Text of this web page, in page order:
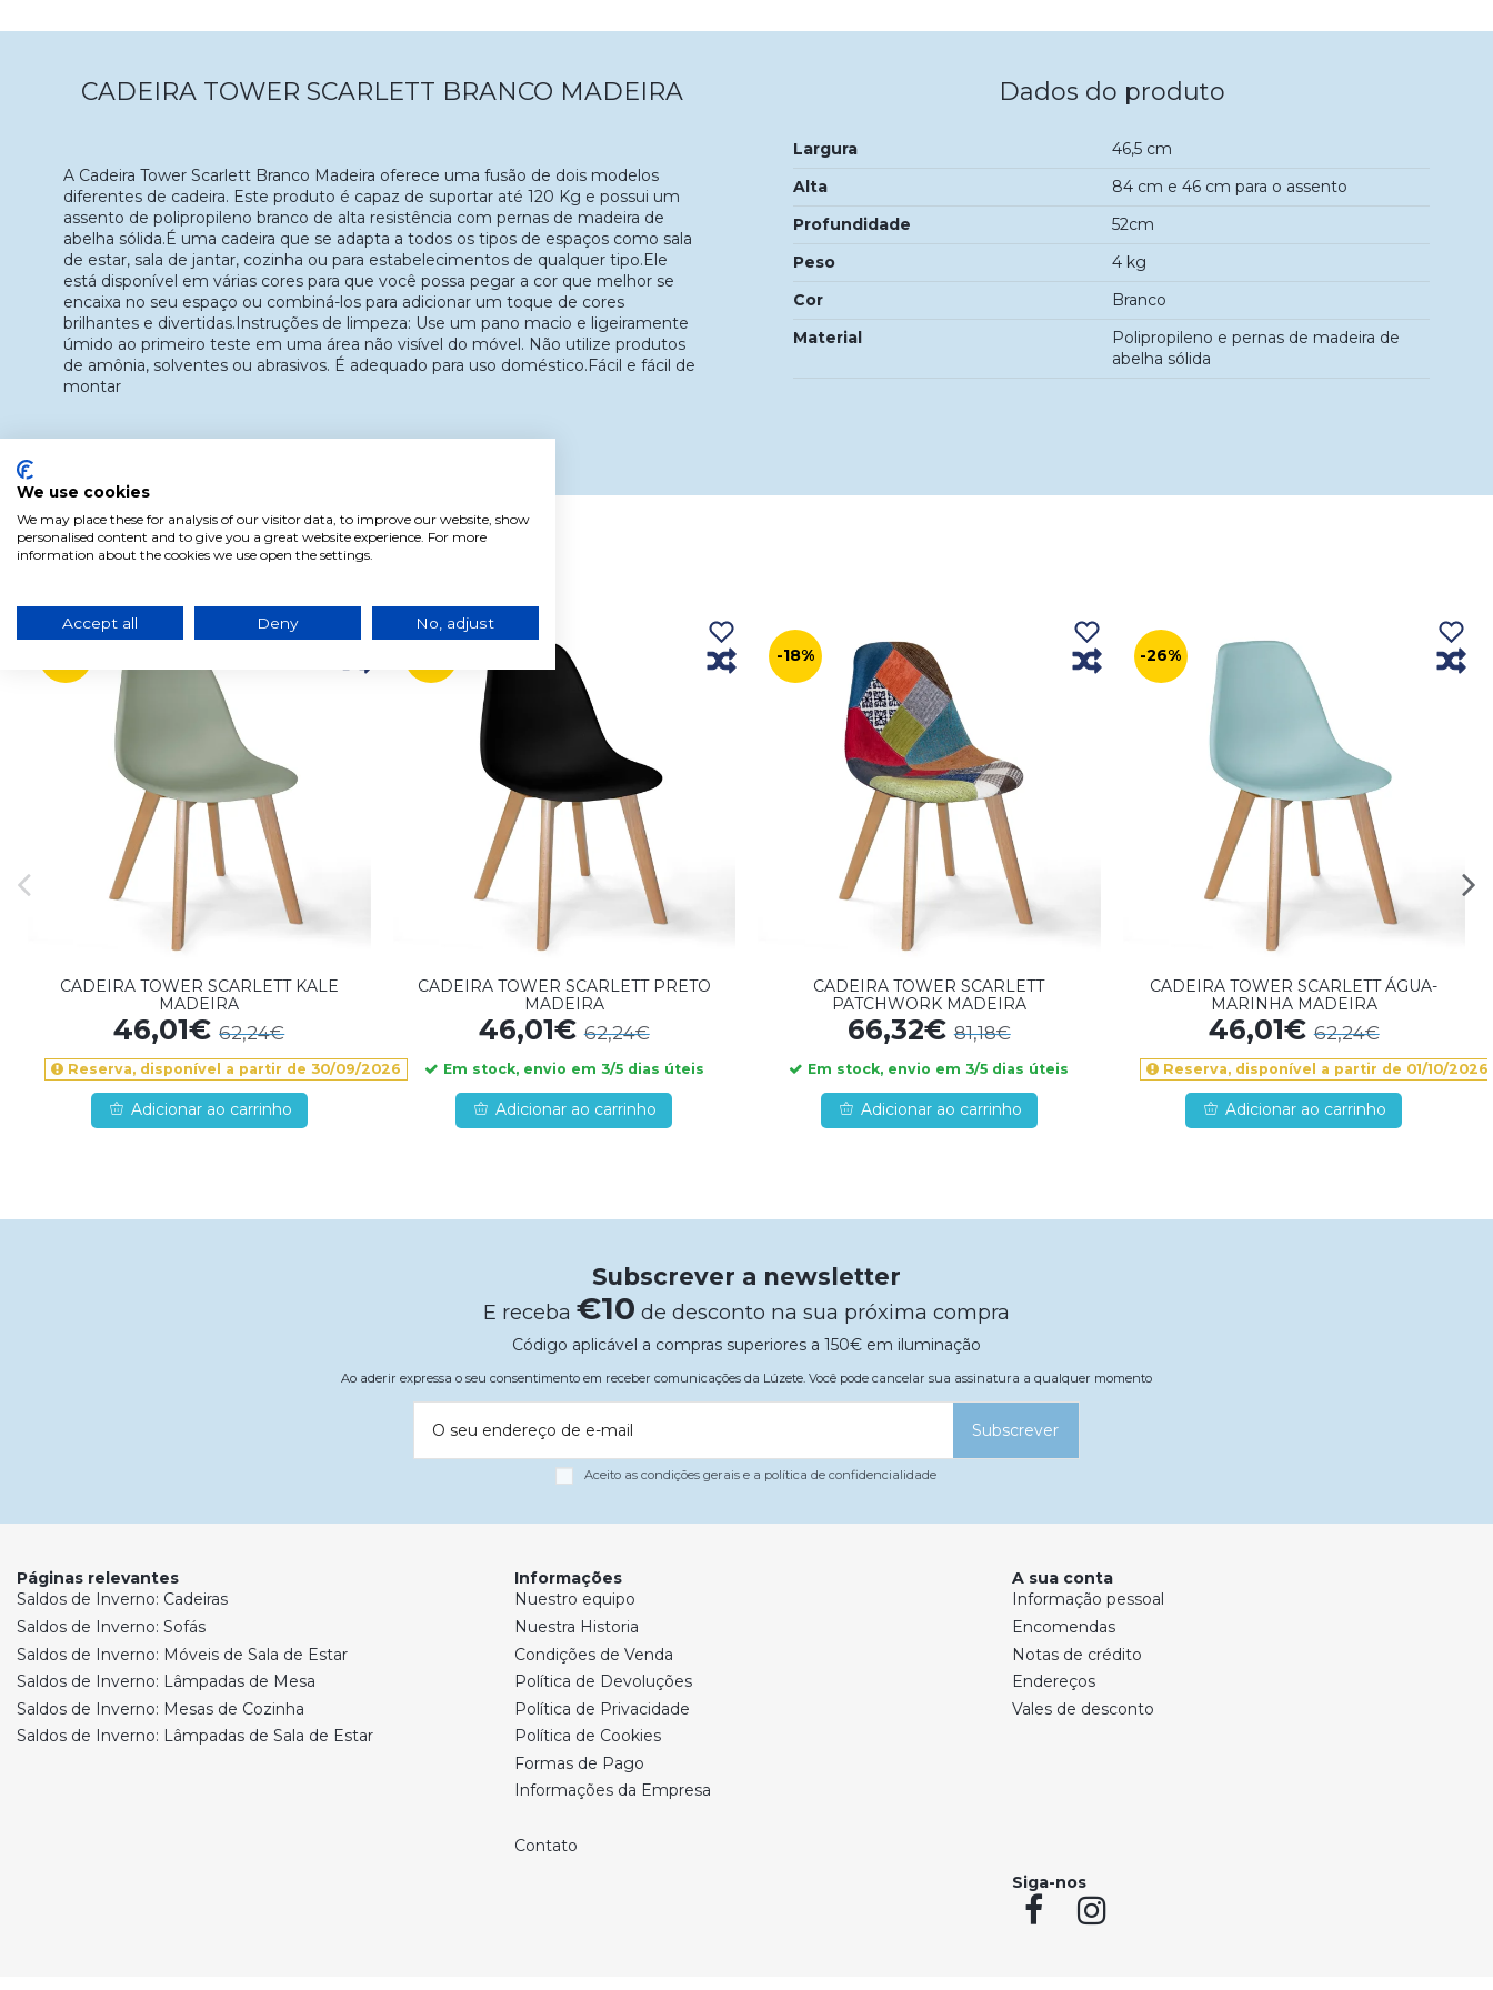
CADEIRA TOWER SCARLETT BRANCO MADEIRA
A Cadeira Tower Scarlett Branco Madeira oferece uma fusão de dois modelos
diferentes de cadeira. Este produto é capaz de suportar até 120 Kg e possui um
assento de polipropileno branco de alta resistência com pernas de madeira de
abelha sólida.É uma cadeira que se adapta a todos os tipos de espaços como sala
de estar, sala de jantar, cozinha ou para estabelecimentos de qualquer tipo.Ele
está disponível em várias cores para que você possa pegar a cor que melhor se
encaixa no seu espaço ou combiná-los para adicionar um toque de cores
brilhantes e divertidas.Instruções de limpeza: Use um pano macio e ligeiramente
úmido ao primeiro teste em uma área não visível do móvel. Não utilize produtos
de amônia, solventes ou abrasivos. É adequado para uso doméstico.Fácil e fácil de
montar
Dados do produto
Largura
46,5 cm
Alta
84 cm e 46 cm para o assento
Profundidade
52cm
Peso
4 kg
Cor
Branco
Material
Polipropileno e pernas de madeira de
abelha sólida
CADEIRA TOWER SCARLETT KALE
MADEIRA
46,01€62,24€
Reserva, disponível a partir de 30/09/2026
Adicionar ao carrinho
CADEIRA TOWER SCARLETT PRETO
MADEIRA
46,01€62,24€
Em stock, envio em 3/5 dias úteis
Adicionar ao carrinho
-18%
CADEIRA TOWER SCARLETT
PATCHWORK MADEIRA
66,32€81,18€
Em stock, envio em 3/5 dias úteis
Adicionar ao carrinho
-26%
CADEIRA TOWER SCARLETT ÁGUA-
MARINHA MADEIRA
46,01€62,24€
Reserva, disponível a partir de 01/10/2026
Adicionar ao carrinho
Subscrever a newsletter
E receba €10 de desconto na sua próxima compra
Código aplicável a compras superiores a 150€ em iluminação
Ao aderir expressa o seu consentimento em receber comunicações da Lúzete. Você pode cancelar sua assinatura a qualquer momento
O seu endereço de e-mail Subscrever
Aceito as condições gerais e a política de confidencialidade
Páginas relevantes
Saldos de Inverno: Cadeiras
Saldos de Inverno: Sofás
Saldos de Inverno: Móveis de Sala de Estar
Saldos de Inverno: Lâmpadas de Mesa
Saldos de Inverno: Mesas de Cozinha
Saldos de Inverno: Lâmpadas de Sala de Estar
Informações
Nuestro equipo
Nuestra Historia
Condições de Venda
Política de Devoluções
Política de Privacidade
Política de Cookies
Formas de Pago
Informações da Empresa
Contato
A sua conta
Informação pessoal
Encomendas
Notas de crédito
Endereços
Vales de desconto
Siga-nos
We use cookies
We may place these for analysis of our visitor data, to improve our website, show
personalised content and to give you a great website experience. For more
information about the cookies we use open the settings.
Accept all Deny No, adjust